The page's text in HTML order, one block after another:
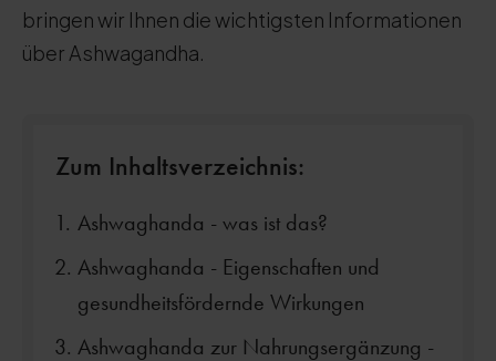
bringen wir Ihnen die wichtigsten Informationen
über Ashwagandha.
Zum Inhaltsverzeichnis:
Ashwaghanda - was ist das?
Ashwaghanda - Eigenschaften und
gesundheitsfördernde Wirkungen
Ashwaghanda zur Nahrungsergänzung -